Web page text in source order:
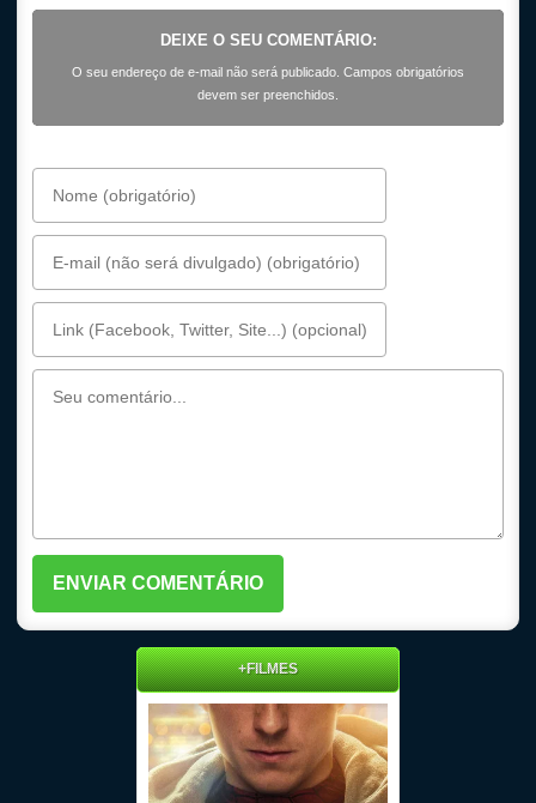
DEIXE O SEU COMENTÁRIO:
O seu endereço de e-mail não será publicado. Campos obrigatórios
devem ser preenchidos.
+FILMES